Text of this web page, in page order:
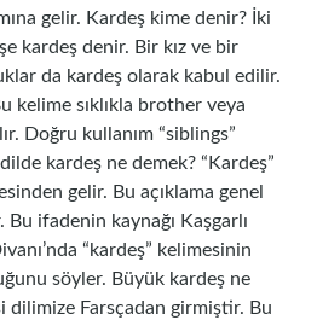
gelir. Kardeş kime denir? İki
kardeş denir. Bir kız ve bir
da kardeş olarak kabul edilir.
kelime sıklıkla brother veya
Doğru kullanım “siblings”
kardeş ne demek? “Kardeş”
gelir. Bu açıklama genel
ifadenin kaynağı Kaşgarlı
“kardeş” kelimesinin
söyler. Büyük kardeş ne
dilimize Farsçadan girmiştir. Bu